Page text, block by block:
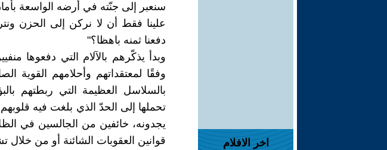
اخر الافلام
سنعبر إلى جنّته في أرضه الواسعة
علينا فقط أن لا نركن إلى الحزن
دفعنا ثمنه باهظا؟"
وبدأ يذكّرهم بالآلام التي دفعوها
وفقًا لمعتقداتهم وأحلامهم القوية
بالسلاسل العظيمة التي ربطتهم
تحملها إلى الحدّ الذي بلغت فيه
يجدونه، خائفين من الجالسين في
قوانين العقوبات الشائنة أو من خلال